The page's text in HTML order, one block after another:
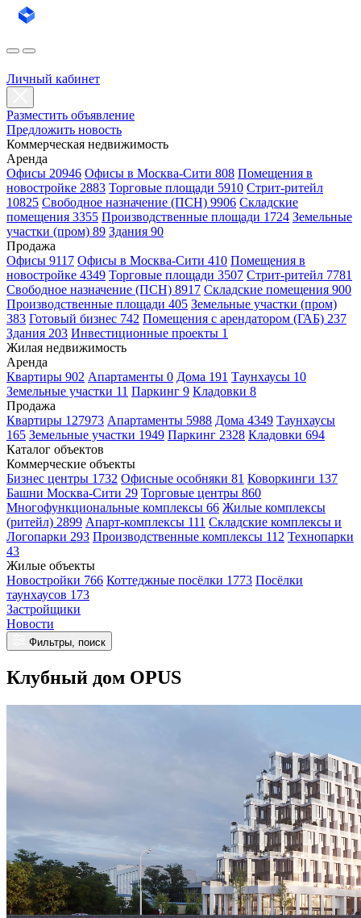
Личный кабинет
Разместить объявление
Предложить новость
Коммерческая недвижимость
Аренда
Офисы 20946 Офисы в Москва-Сити 808 Помещения в
новостройке 2883 Торговые площади 5910 Стрит-ритейл
10825 Свободное назначение (ПСН) 9906 Складские
помещения 3355 Производственные площади 1724 Земельные
участки (пром) 89 Здания 90
Продажа
Офисы 9117 Офисы в Москва-Сити 410 Помещения в
новостройке 4349 Торговые площади 3507 Стрит-ритейл 7781
Свободное назначение (ПСН) 8917 Складские помещения 900
Производственные площади 405 Земельные участки (пром)
383 Готовый бизнес 742 Помещения с арендатором (ГАБ) 237
Здания 203 Инвестиционные проекты 1
Жилая недвижимость
Аренда
Квартиры 902 Апартаменты 0 Дома 191 Таунхаусы 10
Земельные участки 11 Паркинг 9 Кладовки 8
Продажа
Квартиры 127973 Апартаменты 5988 Дома 4349 Таунхаусы
165 Земельные участки 1949 Паркинг 2328 Кладовки 694
Каталог объектов
Коммерческие объекты
Бизнес центры 1732 Офисные особняки 81 Коворкинги 137
Башни Москва-Сити 29 Торговые центры 860
Многофункциональные комплексы 66 Жилые комплексы
(ритейл) 2899 Апарт-комплексы 111 Складские комплексы и
Логопарки 293 Производственные комплексы 112 Технопарки
43
Жилые объекты
Новостройки 766 Коттеджные посёлки 1773 Посёлки
таунхаусов 173
Застройщики
Новости
Фильтры, поиск
Клубный дом OPUS